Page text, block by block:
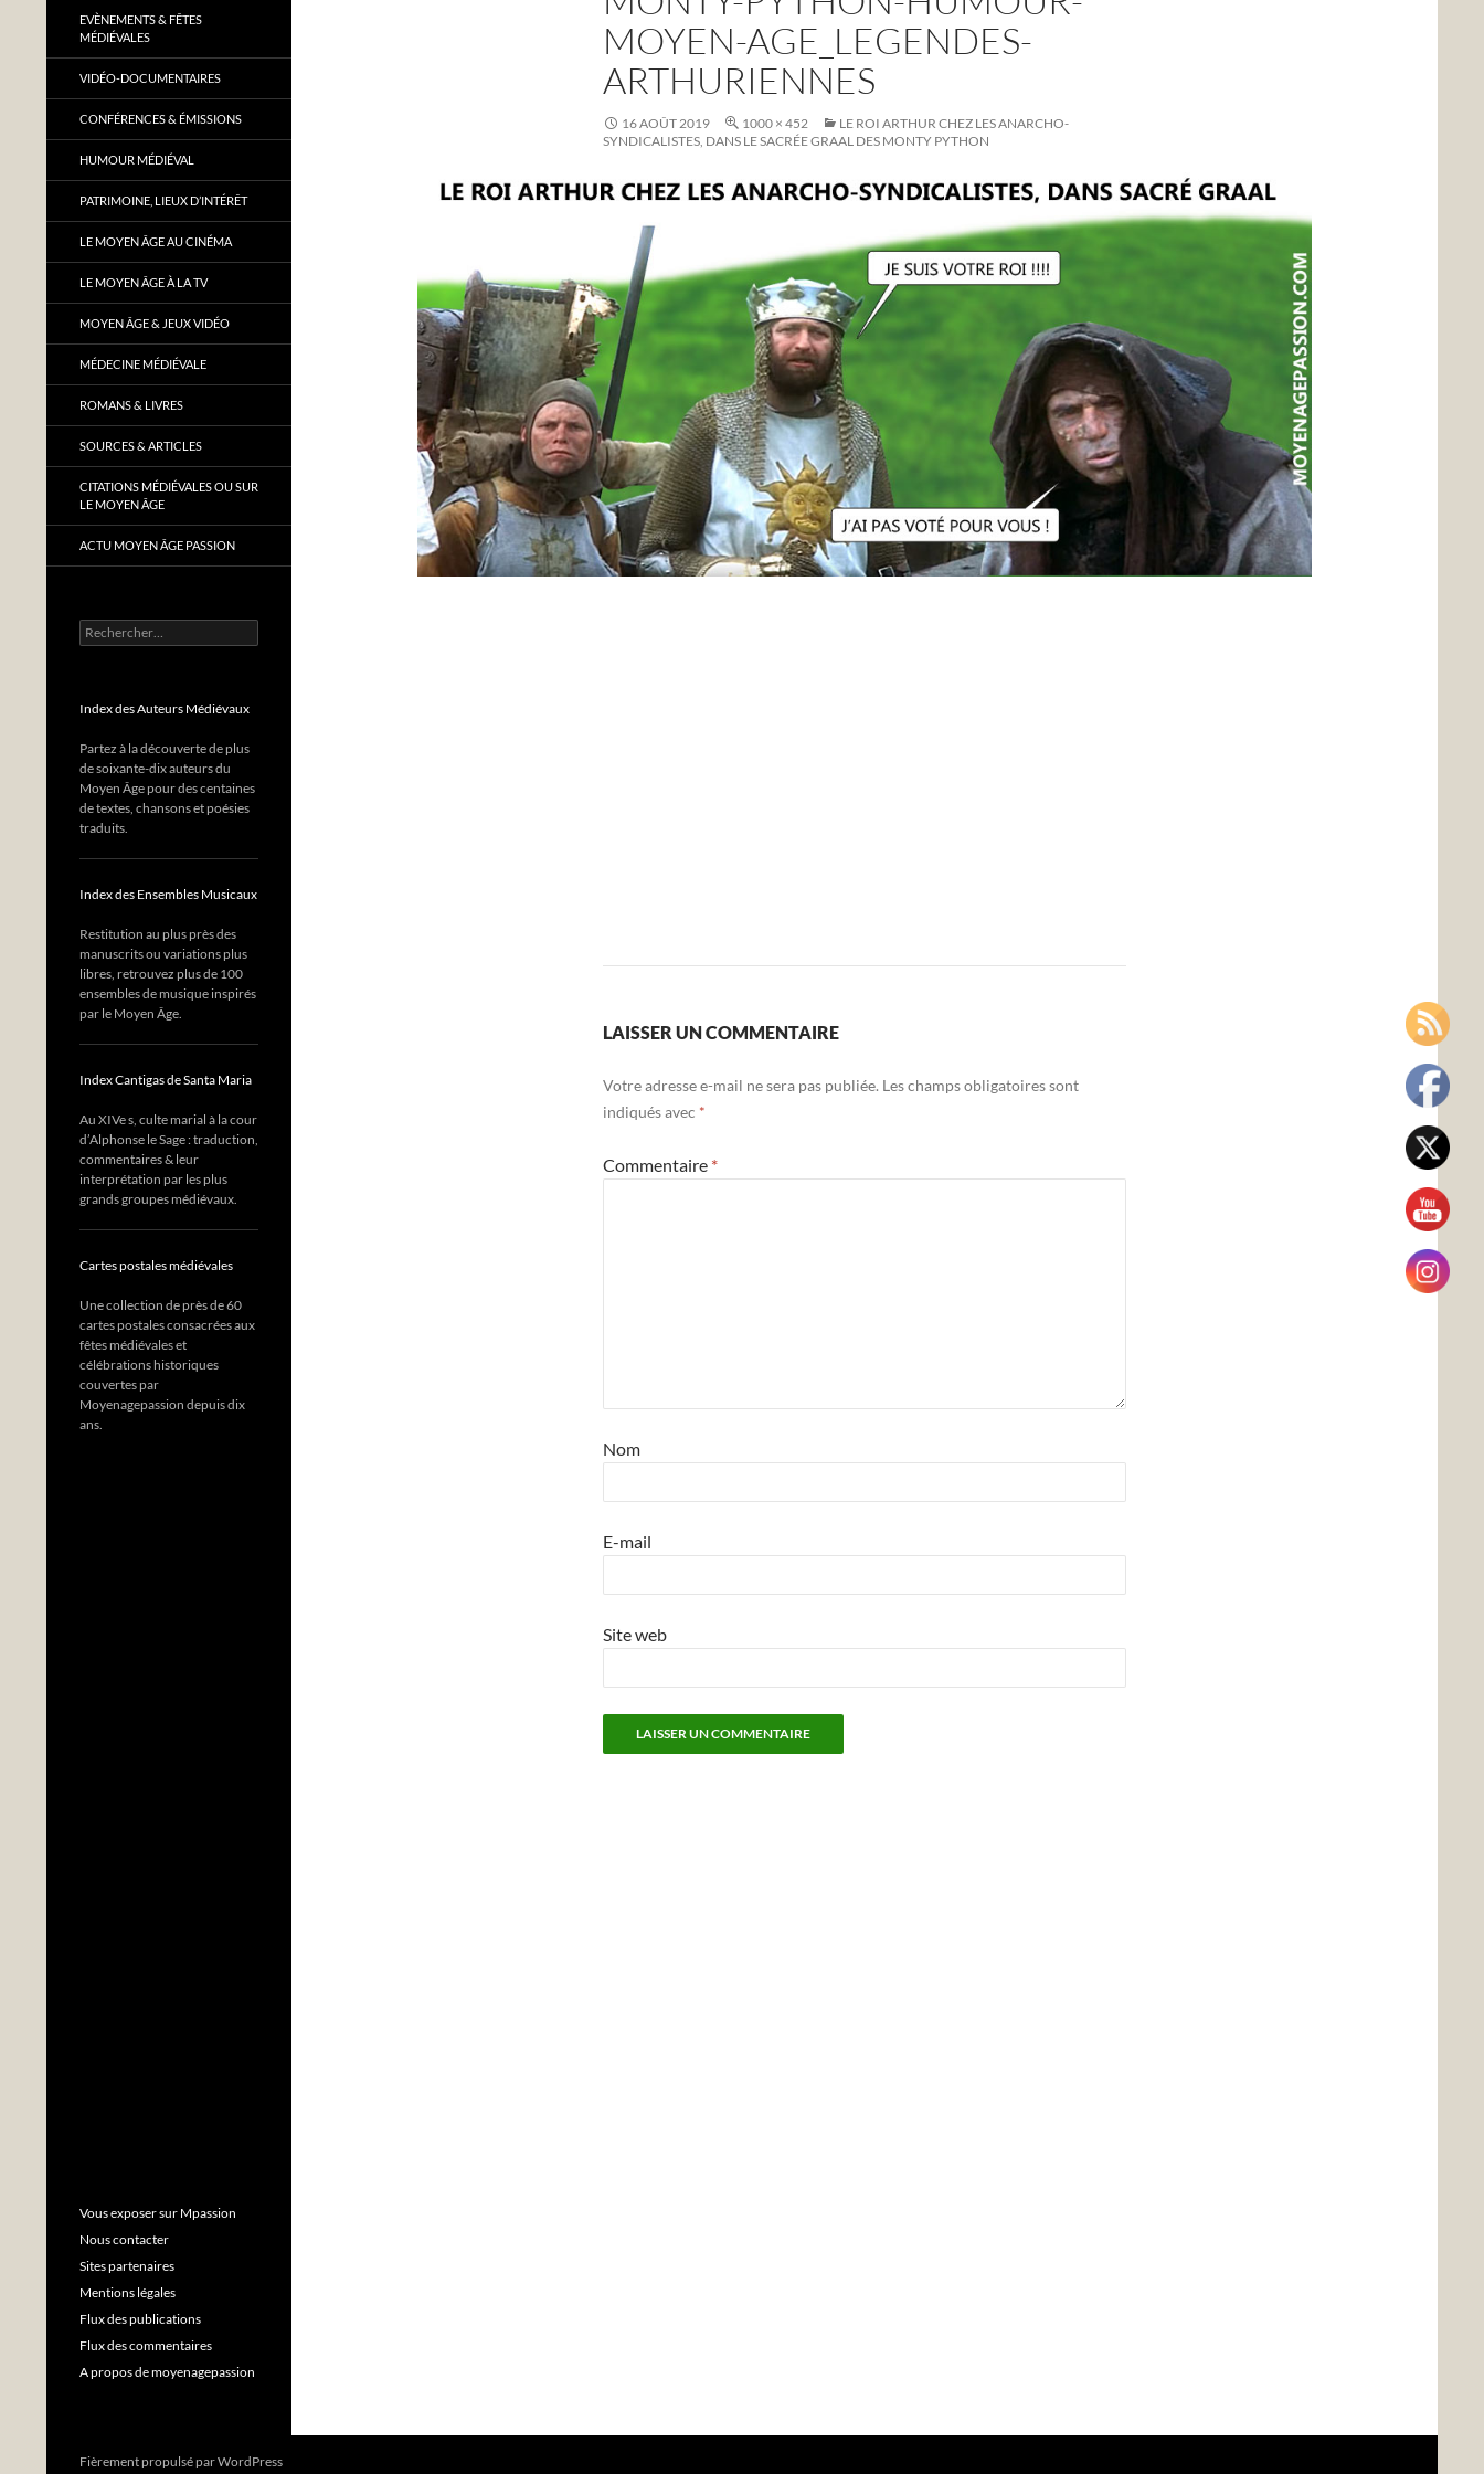
MOYEN-AGE_LEGENDES-
ARTHURIENNES
16 AOÛT 2019 1000 × 452
LE ROI ARTHUR CHEZ LES ANARCHO-
SYNDICALISTES, DANS LE SACRÉE GRAAL DES MONTY PYTHON
LAISSER UN COMMENTAIRE
Votre adresse e-mail ne sera pas publiée. Les champs obligatoires sont
indiqués avec *
Commentaire *
Nom
E-mail
Site web
EVÈNEMENTS & FÊTES
MÉDIÉVALES
VIDÉO-DOCUMENTAIRES
CONFÉRENCES & ÉMISSIONS
HUMOUR MÉDIÉVAL
PATRIMOINE, LIEUX D’INTÉRÊT
LE MOYEN ÂGE AU CINÉMA
LE MOYEN ÂGE À LA TV
MOYEN ÂGE & JEUX VIDÉO
MÉDECINE MÉDIÉVALE
ROMANS & LIVRES
SOURCES & ARTICLES
CITATIONS MÉDIÉVALES OU SUR
LE MOYEN ÂGE
ACTU MOYEN ÂGE PASSION
Rechercher :
Index des Auteurs Médiévaux
Partez à la découverte de plus
de soixante-dix auteurs du
Moyen Âge pour des centaines
de textes, chansons et poésies
traduits.
Index des Ensembles Musicaux
Restitution au plus près des
manuscrits ou variations plus
libres, retrouvez plus de 100
ensembles de musique inspirés
par le Moyen Âge.
Index Cantigas de Santa Maria
Au XIVe s, culte marial à la cour
d’Alphonse le Sage : traduction,
commentaires & leur
interprétation par les plus
grands groupes médiévaux.
Cartes postales médiévales
Une collection de près de 60
cartes postales consacrées aux
fêtes médiévales et
célébrations historiques
couvertes par
Moyenagepassion depuis dix
ans.
Vous exposer sur Mpassion
Nous contacter
Sites partenaires
Mentions légales
Flux des publications
Flux des commentaires
A propos de moyenagepassion
Fièrement propulsé par WordPress